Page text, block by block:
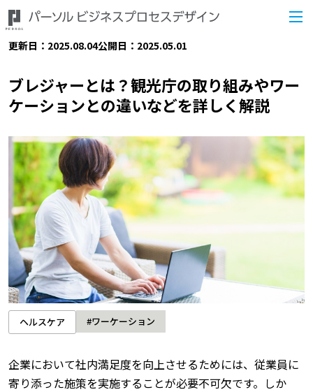
更新日：2025.08.04公開日：2025.05.01
ブレジャーとは？観光庁の取り組みやワー
ケーションとの違いなどを詳しく解説
ヘルスケア #ワーケーション
企業において社内満足度を向上させるためには、従業員に
寄り添った施策を実施することが必要不可欠です。しか